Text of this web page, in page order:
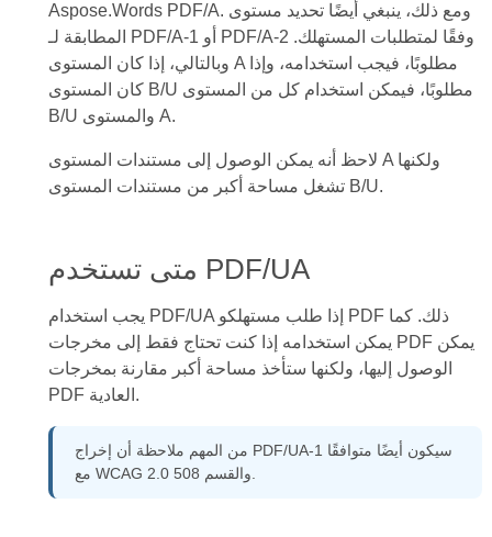
Aspose.Words PDF/A. ومع ذلك، ينبغي أيضًا تحديد مستوى
المطابقة لـ PDF/A-1 أو PDF/A-2 وفقًا لمتطلبات المستهلك.
وبالتالي، إذا كان المستوى A مطلوبًا، فيجب استخدامه، وإذا
كان المستوى B/U مطلوبًا، فيمكن استخدام كل من المستوى
B/U والمستوى A.
لاحظ أنه يمكن الوصول إلى مستندات المستوى A ولكنها
تشغل مساحة أكبر من مستندات المستوى B/U.
متى تستخدم PDF/UA
يجب استخدام PDF/UA إذا طلب مستهلكو PDF ذلك. كما
يمكن استخدامه إذا كنت تحتاج فقط إلى مخرجات PDF يمكن
الوصول إليها، ولكنها ستأخذ مساحة أكبر مقارنة بمخرجات
PDF العادية.
من المهم ملاحظة أن إخراج PDF/UA-1 سيكون أيضًا متوافقًا